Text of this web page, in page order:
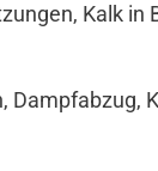
Kalk
Dampfabzug,